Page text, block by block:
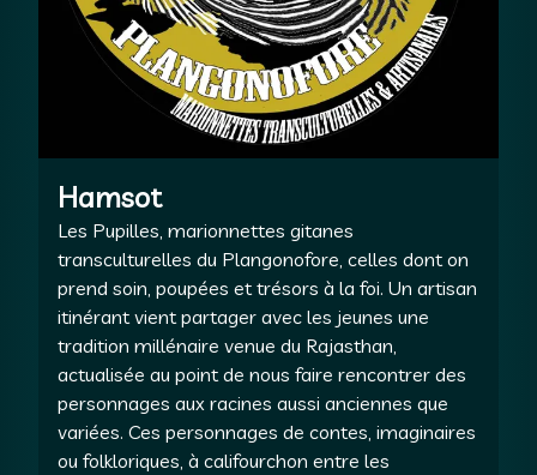
Hamsot
Les Pupilles, marionnettes gitanes
transculturelles du Plangonofore, celles dont on
prend soin, poupées et trésors à la foi. Un artisan
itinérant vient partager avec les jeunes une
tradition millénaire venue du Rajasthan,
actualisée au point de nous faire rencontrer des
personnages aux racines aussi anciennes que
variées. Ces personnages de contes, imaginaires
ou folkloriques, à califourchon entre les